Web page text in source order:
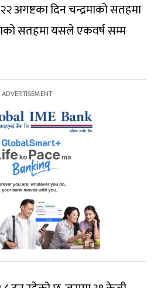
अगष्टका दिन चन्द्रमाको सतहमा
सतहमा यसले एकवर्ष सम्म